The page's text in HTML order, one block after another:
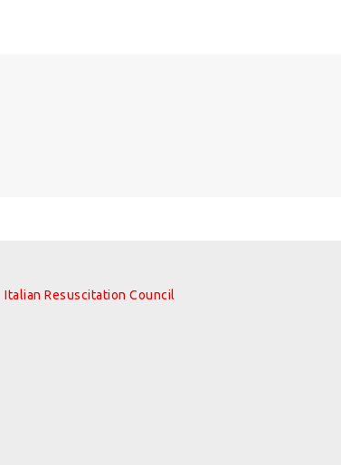
Italian Resuscitation Council